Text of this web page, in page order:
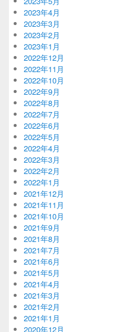
2023年4月
2023年3月
2023年2月
2023年1月
2022年12月
2022年11月
2022年10月
2022年9月
2022年8月
2022年7月
2022年6月
2022年5月
2022年4月
2022年3月
2022年2月
2022年1月
2021年12月
2021年11月
2021年10月
2021年9月
2021年8月
2021年7月
2021年6月
2021年5月
2021年4月
2021年3月
2021年2月
2021年1月
2020年12月